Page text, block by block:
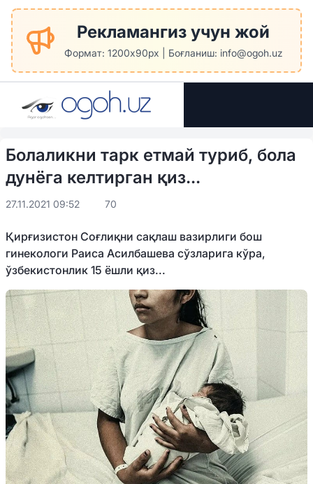
Рекламангиз учун жой
Формат: 1200x90px | Боғланиш: info@ogoh.uz
Болаликни тарк етмай туриб, бола
дунёга келтирган қиз...
27.11.2021 09:52 70
Қирғизистон Соғлиқни сақлаш вазирлиги бош
гинекологи Раиса Асилбашева сўзларига кўра,
ўзбекистонлик 15 ёшли қиз...